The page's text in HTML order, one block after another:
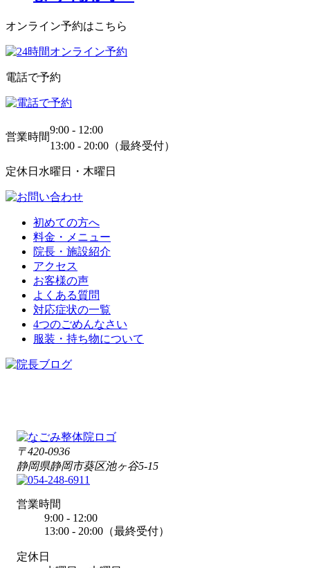
オンライン予約はこちら
電話で予約
営業時間
9:00 - 12:00
13:00 - 20:00（最終受付）
定休日 水曜日・木曜日
初めての方へ
料金・メニュー
院長・施設紹介
アクセス
お客様の声
よくある質問
対応症状の一覧
4つのごめんなさい
服装・持ち物について
〒420-0936
静岡県静岡市葵区池ヶ谷5-15
営業時間
9:00 - 12:00
13:00 - 20:00（最終受付）
定休日